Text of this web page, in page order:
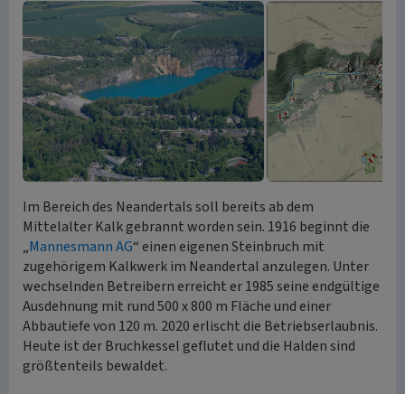
Im Bereich des Neandertals soll bereits ab dem
Mittelalter Kalk gebrannt worden sein. 1916 beginnt die
„Mannesmann AG“ einen eigenen Steinbruch mit
zugehörigem Kalkwerk im Neandertal anzulegen. Unter
wechselnden Betreibern erreicht er 1985 seine endgültige
Ausdehnung mit rund 500 x 800 m Fläche und einer
Abbautiefe von 120 m. 2020 erlischt die Betriebserlaubnis.
Heute ist der Bruchkessel geflutet und die Halden sind
größtenteils bewaldet.